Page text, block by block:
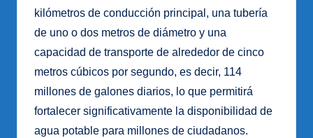
kilómetros de conducción principal, una tubería
de uno o dos metros de diámetro y una
capacidad de transporte de alrededor de cinco
metros cúbicos por segundo, es decir, 114
millones de galones diarios, lo que permitirá
fortalecer significativamente la disponibilidad de
agua potable para millones de ciudadanos.